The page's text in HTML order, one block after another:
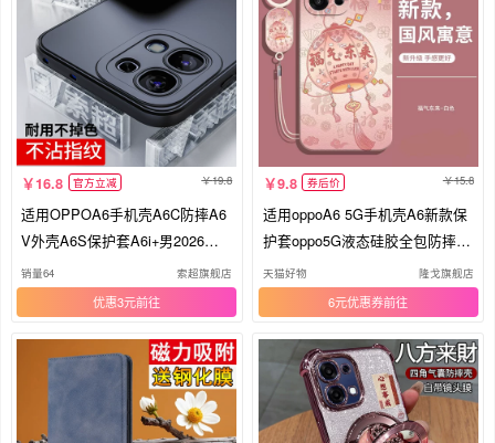
16.8 官方立减 19.8
适用OPPOA6手机壳A6C防摔A6
V外壳A6S保护套A6i+男2026新
款PLS120镜头全包oppo A65G后
壳a6x外壳PMC110软壳
销量64 索超旗舰店
优惠3元
9.8 券后价 15.8
适用oppoA6 5G手机壳A6新款保
护套oppo5G液态硅胶全包防摔女
带挂绳oppa2025opopa男钢化膜o
pa软pls120后外壳
天猫好物 隆戈旗舰店
6元优惠券